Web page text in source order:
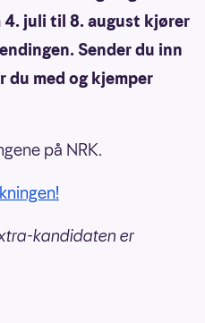
juli til 8. august kjører
Sender du inn
du med og kjemper
på NRK.
kandidaten er